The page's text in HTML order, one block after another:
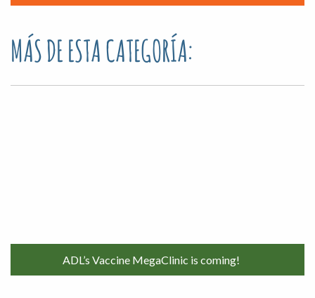
MÁS DE ESTA CATEGORÍA:
ADL’s Vaccine MegaClinic is coming!